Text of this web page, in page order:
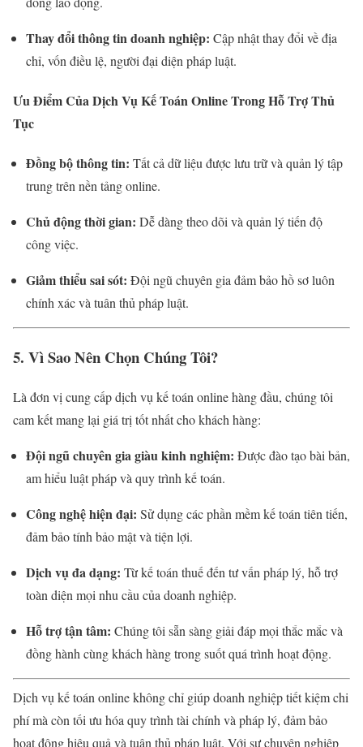
Thay đổi thông tin doanh nghiệp: Cập nhật thay đổi về địa
chỉ, vốn điều lệ, người đại diện pháp luật.
Ưu Điểm Của Dịch Vụ Kế Toán Online Trong Hỗ Trợ Thủ
Tục
Đồng bộ thông tin: Tất cả dữ liệu được lưu trữ và quản lý tập
trung trên nền tảng online.
Chủ động thời gian: Dễ dàng theo dõi và quản lý tiến độ
công việc.
Giảm thiểu sai sót: Đội ngũ chuyên gia đảm bảo hồ sơ luôn
chính xác và tuân thủ pháp luật.
5. Vì Sao Nên Chọn Chúng Tôi?
Là đơn vị cung cấp dịch vụ kế toán online hàng đầu, chúng tôi
cam kết mang lại giá trị tốt nhất cho khách hàng:
Đội ngũ chuyên gia giàu kinh nghiệm: Được đào tạo bài bản,
am hiểu luật pháp và quy trình kế toán.
Công nghệ hiện đại: Sử dụng các phần mềm kế toán tiên tiến,
đảm bảo tính bảo mật và tiện lợi.
Dịch vụ đa dạng: Từ kế toán thuế đến tư vấn pháp lý, hỗ trợ
toàn diện mọi nhu cầu của doanh nghiệp.
Hỗ trợ tận tâm: Chúng tôi sẵn sàng giải đáp mọi thắc mắc và
đồng hành cùng khách hàng trong suốt quá trình hoạt động.
Dịch vụ kế toán online không chỉ giúp doanh nghiệp tiết kiệm chi
phí mà còn tối ưu hóa quy trình tài chính và pháp lý, đảm bảo
hoạt động hiệu quả và tuân thủ pháp luật. Với sự chuyên nghiệp